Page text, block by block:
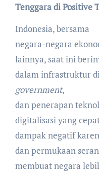
Tenggara di Positive
Indonesia, bersama
negara-negara
lainnya, saat ini
dalam infrastruktur
government,
dan penerapan
digitalisasi yang
dampak negatif
dan permukaan
membuat negara